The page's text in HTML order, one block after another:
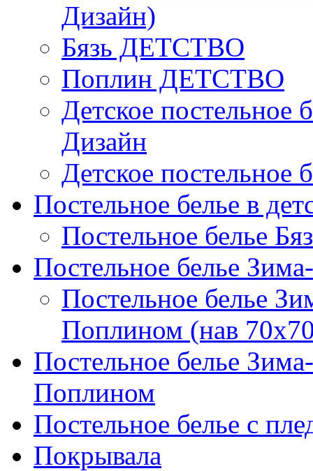
Дизайн)
Бязь ДЕТСТВО
Поплин ДЕТСТВО
Детское постельное
Дизайн
Детское постельное
Постельное белье в
Постельное белье
Постельное белье
Постельное белье
Поплином (нав
Постельное белье
Поплином
Постельное белье с
Покрывала